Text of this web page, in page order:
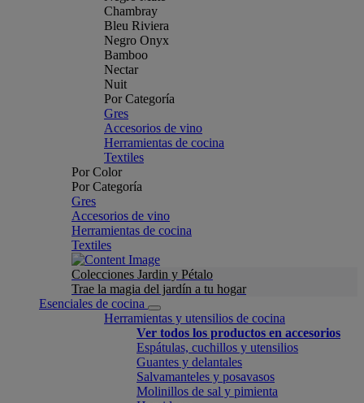
Chambray
Bleu Riviera
Negro Onyx
Bamboo
Nectar
Nuit
Por Categoría
Gres
Accesorios de vino
Herramientas de cocina
Textiles
Por Color
Por Categoría
Gres
Accesorios de vino
Herramientas de cocina
Textiles
Colecciones Jardin y Pétalo
Trae la magia del jardín a tu hogar
Esenciales de cocina
Herramientas y utensilios de cocina
Ver todos los productos en accesorios
Espátulas, cuchillos y utensilios
Guantes y delantales
Salvamanteles y posavasos
Molinillos de sal y pimienta